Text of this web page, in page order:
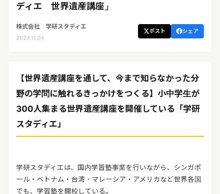
ライフスタイル
リリースを配信する
録）
ディエ 世界遺産講座」
株式会社 学研スタディエ
2024.11.04
ポスト シェア
【世界遺産講座を通して、今まで知らなかった分
野の学問に触れるきっかけをつくる】小中学生が
300人集まる世界遺産講座を開催している「学研
スタディエ」
学研スタディエは、国内学習塾事業を行いながら、シンガポ
ール・ベトナム・台湾・マレーシア・アメリカなど世界各国
でも、学習塾を開校している。